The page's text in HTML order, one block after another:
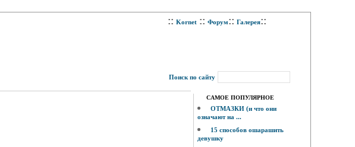
:: Kornet :: Форум:: Галерея::
Поиск по сайту
САМОЕ ПОПУЛЯРНОЕ
ОТМАЗКИ (и что они
означают на ...
15 способов ошарашить
девушку